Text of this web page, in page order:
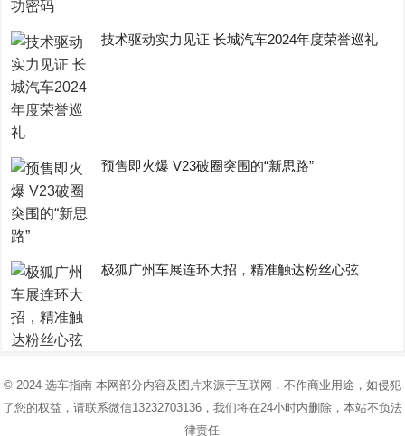
技术驱动实力见证 长城汽车2024年度荣誉巡礼
预售即火爆 V23破圈突围的“新思路”
极狐广州车展连环大招，精准触达粉丝心弦
© 2024 选车指南本网部分内容及图片来源于互联网，不作商业用途，如侵犯
了您的权益，请联系微信13232703136，我们将在24小时内删除，本站不负法
律责任